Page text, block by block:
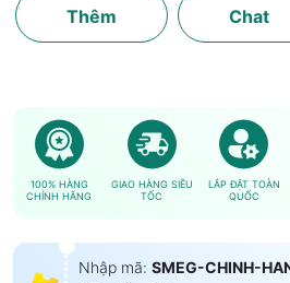
Thêm Chat
100% HÀNG
CHÍNH HÃNG
GIAO HÀNG SIÊU
TỐC
LẮP ĐẶT TOÀN
QUỐC
Nhập mã: SMEG-CHINH-